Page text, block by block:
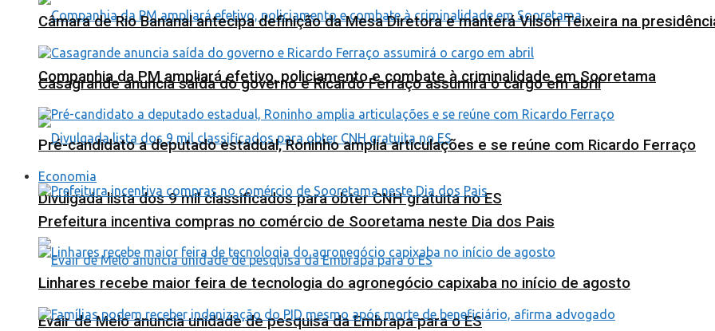
Companhia da PM ampliará efetivo, policiamento e combate à criminalidade em Sooretama
Divulgada lista dos 9 mil classificados para obter CNH gratuita no ES
Evair de Melo anuncia unidade de pesquisa da Embrapa para o ES
Câmara de Rio Bananal antecipa definição da Mesa Diretora e manterá Vilson Teixeira na
Casagrande anuncia saída do governo e Ricardo Ferraço assumirá o cargo em abril
Pré-candidato a deputado estadual, Roninho amplia articulações e se reúne com Ricardo Ferraço
Economia
Prefeitura incentiva compras no comércio de Sooretama neste Dia dos Pais
Linhares recebe maior feira de tecnologia do agronegócio capixaba no início de agosto